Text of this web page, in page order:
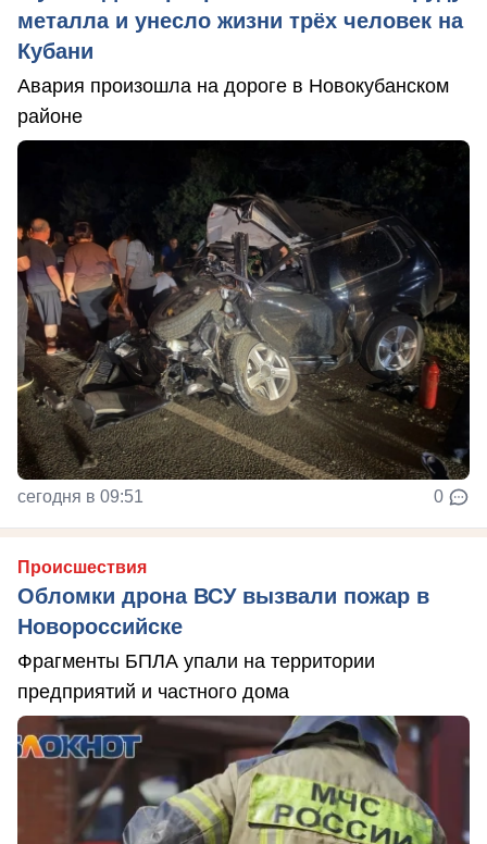
металла и унесло жизни трёх человек на
Кубани
Авария произошла на дороге в Новокубанском
районе
сегодня в 09:51 0
Происшествия
Обломки дрона ВСУ вызвали пожар в
Новороссийске
Фрагменты БПЛА упали на территории
предприятий и частного дома